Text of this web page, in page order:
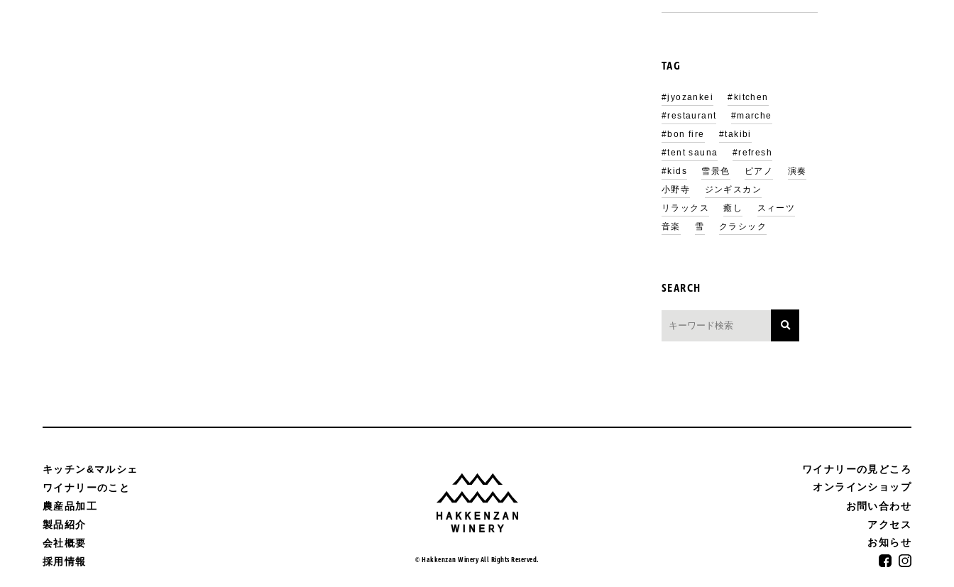
TAG
#jyozankei
#kitchen
#restaurant
#marche
#bon fire
#takibi
#tent sauna
#refresh
#kids
雪景色 ピアノ
演奏
小野寺
ジンギスカン
リラックス
癒し
スィーツ
音楽
雪 クラシック
SEARCH
キッチン&マルシェ
ワイナリーのこと
農産品加工
製品紹介
会社概要
採用情報
ワイナリーの見どころ
オンラインショップ
お問い合わせ
アクセス
お知らせ
© Hakkenzan Winery All Rights Reserved.